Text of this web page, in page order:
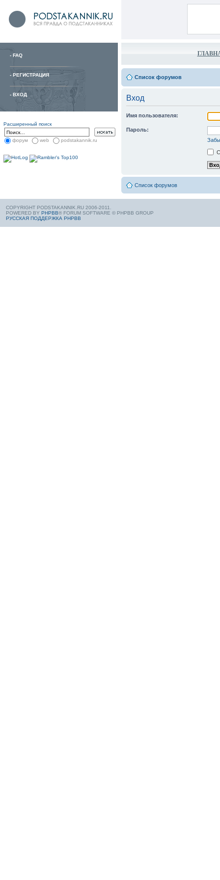
- FAQ
- РЕГИСТРАЦИЯ
- ВХОД
Расширенный поиск
форум web podstakannik.ru
Список форумов
Вход
Имя пользователя:
Пароль:
Список форумов
COPYRIGHT PODSTAKANNIK.RU 2006-2011.
POWERED BY PHPBB® FORUM SOFTWARE © PHPBB GROUP
РУССКАЯ ПОДДЕРЖКА PHPBB